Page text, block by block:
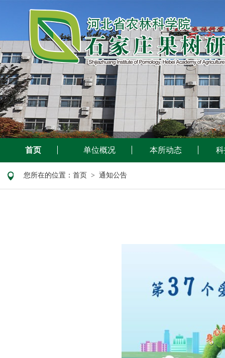
首页 单位概况 本所动态
您所在的位置： 首页 > 通知公告